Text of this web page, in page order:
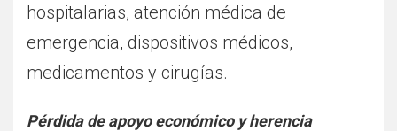
hospitalarias, atención médica de
emergencia, dispositivos médicos,
medicamentos y cirugías.
Pérdida de apoyo económico y herencia